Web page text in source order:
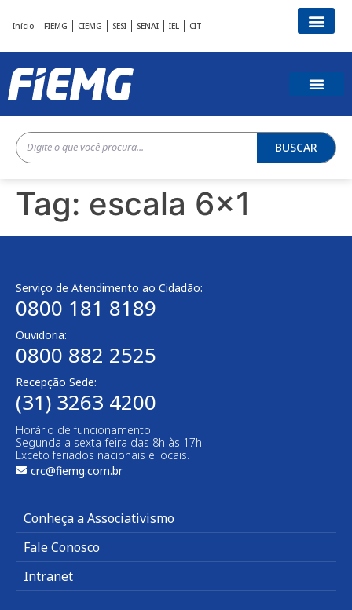
Início FIEMG CIEMG SESI SENAI IEL CIT
BUSCAR
Tag: escala 6×1
Serviço de Atendimento ao Cidadão:
0800 181 8189
Ouvidoria:
0800 882 2525
Recepção Sede:
(31) 3263 4200
Horário de funcionamento:
Segunda a sexta-feira das 8h às 17h
Exceto feriados nacionais e locais.
crc@fiemg.com.br
Conheça a Associativismo
Fale Conosco
Intranet